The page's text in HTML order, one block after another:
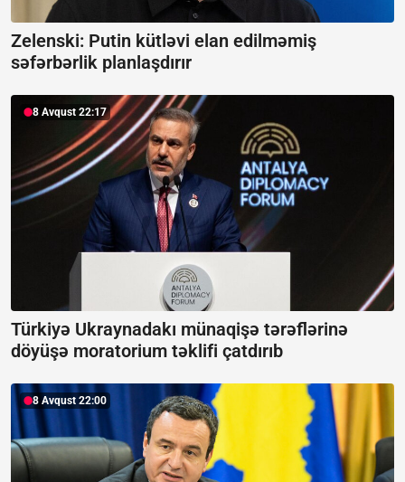
Zelenski: Putin kütləvi elan edilməmiş
səfərbərlik planlaşdırır
8 Avqust 22:17
Türkiyə Ukraynadakı münaqişə tərəflərinə
döyüşə moratorium təklifi çatdırıb
8 Avqust 22:00